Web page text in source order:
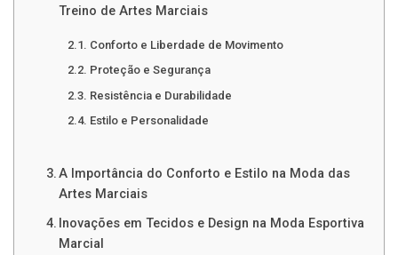
Treino de Artes Marciais
Conforto e Liberdade de Movimento
Proteção e Segurança
Resistência e Durabilidade
Estilo e Personalidade
A Importância do Conforto e Estilo na Moda das
Artes Marciais
Inovações em Tecidos e Design na Moda Esportiva
Marcial